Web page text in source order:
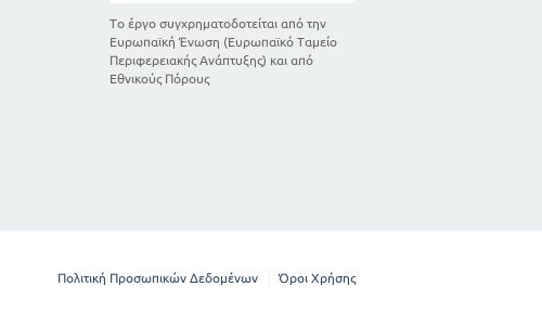
Το έργο συγχρηματοδοτείται από την
Ευρωπαϊκή Ένωση (Ευρωπαϊκό Ταμείο
Περιφερειακής Ανάπτυξης) και από
Εθνικούς Πόρους
Πολιτική Προσωπικών Δεδομένων Όροι Χρήσης